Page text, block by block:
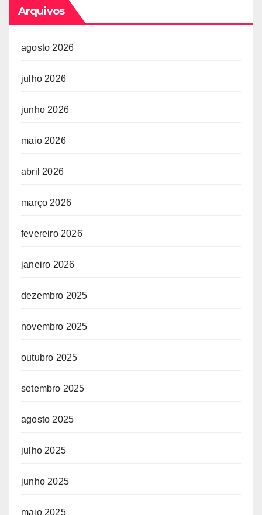
Arquivos
agosto 2026
julho 2026
junho 2026
maio 2026
abril 2026
março 2026
fevereiro 2026
janeiro 2026
dezembro 2025
novembro 2025
outubro 2025
setembro 2025
agosto 2025
julho 2025
junho 2025
maio 2025